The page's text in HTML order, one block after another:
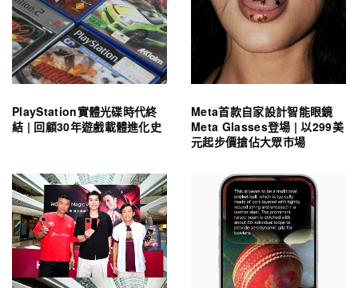
PlayStation實體光碟時代終
結 | 回顧30年遊戲載體進化史
Meta首款自家設計智能眼鏡
Meta Glasses登場 | 以299美
元起步價搶佔大眾市場